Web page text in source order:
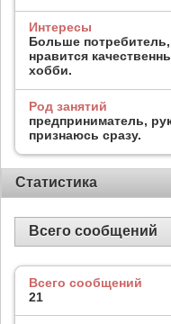
Интересы
Больше
нравится
хобби.
Род занятий
предприниматель,
признаюсь сразу.
Статистика
Всего сообщений
Всего сообщений
21